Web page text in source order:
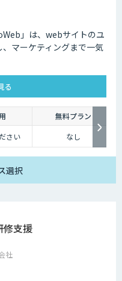
」は、webサイトのユ
マーケティングまで一気
る
無料プラン
さい なし
選択
修支援
社